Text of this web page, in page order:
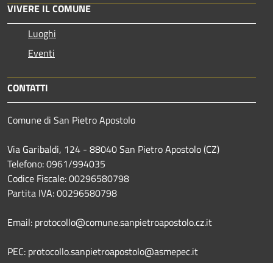
VIVERE IL COMUNE
Luoghi
Eventi
CONTATTI
Comune di San Pietro Apostolo
Via Garibaldi, 124 - 88040 San Pietro Apostolo (CZ)
Telefono: 0961/994035
Codice Fiscale: 00296580798
Partita IVA: 00296580798
Email: protocollo@comune.sanpietroapostolo.cz.it
PEC: protocollo.sanpietroapostolo@asmepec.it